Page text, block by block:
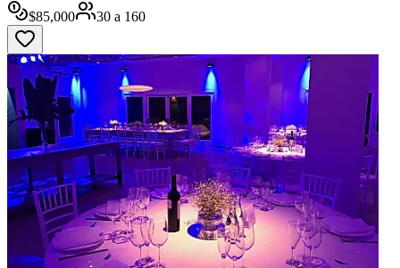
$85,000 30 a 160